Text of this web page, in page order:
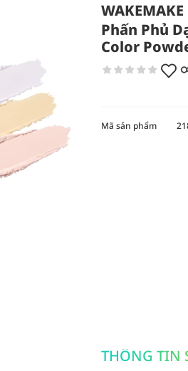
WAKEMAKE
Phấn Phủ
Color
Mã sản phẩm
THÔNG TIN